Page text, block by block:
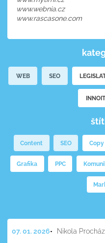
www.webnia.cz
www.rascasone.com
07. 01. 2026 Nikola
WEB SEO
INNOIT
Content SEO Copy
Grafika PPC